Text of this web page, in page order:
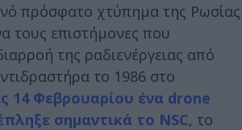
πρόσφατο χτύπημα της Ρωσίας
τους επιστήμονες που
της ραδιενέργειας από
το 1986 στο
14 Φεβρουαρίου ένα drone
σημαντικά το NSC, το